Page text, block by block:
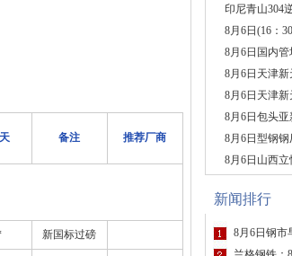
备注 推荐厂商
新国标过磅